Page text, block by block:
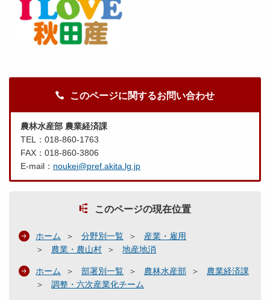
このページに関するお問い合わせ
農林水産部 農業経済課
TEL：018-860-1763
FAX：018-860-3806
E-mail： noukei@pref.akita.lg.jp
このページの現在位置
ホーム 分野別一覧
産業・雇用
農業・農山村
地産地消
ホーム 部署別一覧 農林水産部
農業経済課
調整・六次産業化チーム